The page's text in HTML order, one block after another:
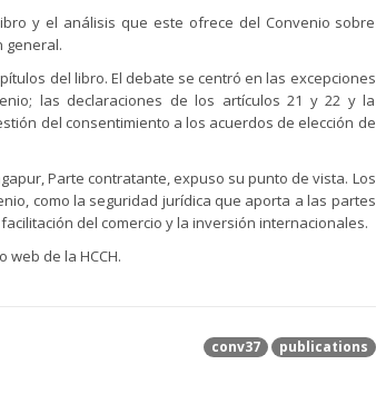
y el análisis que este ofrece del Convenio sobre
general.
del libro. El debate se centró en las excepciones
las declaraciones de los artículos 21 y 22 y la
del consentimiento a los acuerdos de elección de
Parte contratante, expuso su punto de vista. Los
como la seguridad jurídica que aporta a las partes
del comercio y la inversión internacionales.
web de la HCCH.
conv37 publications